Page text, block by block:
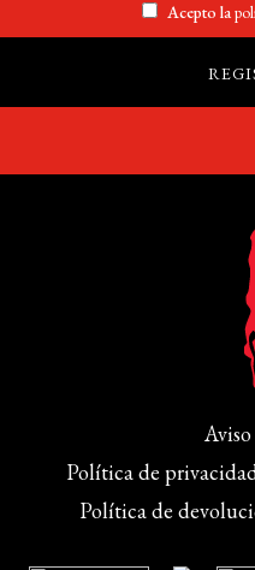
Acepto la
Política de
Política de